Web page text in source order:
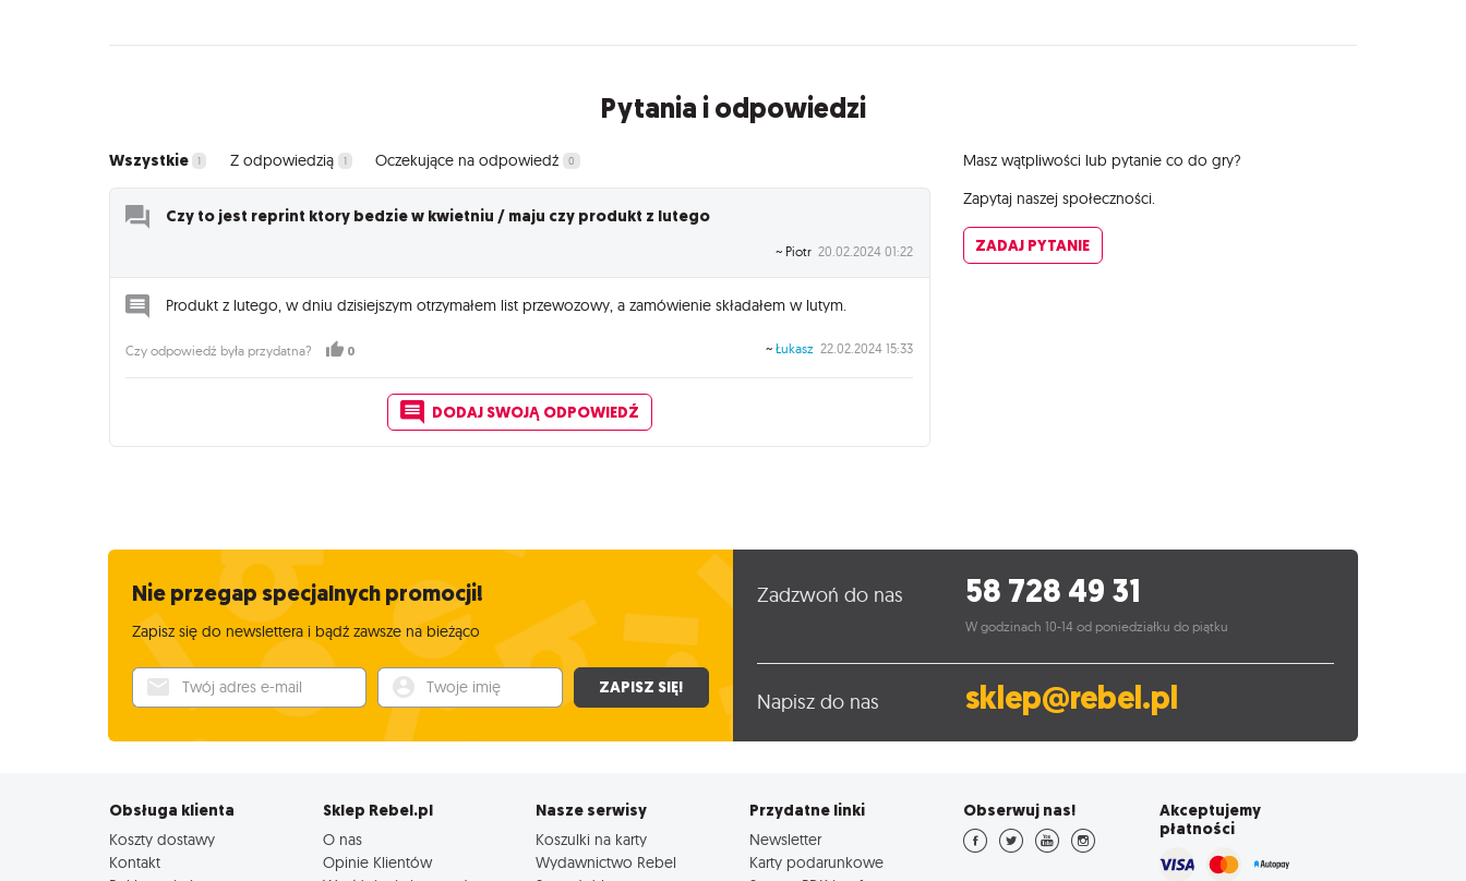
Pytania i odpowiedzi
Wszystkie 1 Z odpowiedzią 1 Oczekujące na odpowiedź 0
Czy to jest reprint ktory bedzie w kwietniu / maju czy produkt z lutego
~ Piotr 20.02.2024 01:22
Produkt z lutego, w dniu dzisiejszym otrzymałem list przewozowy, a zamówienie składałem w lutym.
Czy odpowiedź była przydatna? 0 ~ Łukasz 22.02.2024 15:33
DODAJ SWOJĄ ODPOWIEDŹ
Masz wątpliwości lub pytanie co do gry?
Zapytaj naszej społeczności.
ZADAJ PYTANIE
Nie przegap specjalnych promocji!
Zapisz się do newslettera i bądź zawsze na bieżąco
Twój adres e-mail Twoje imię ZAPISZ SIĘ!
Zadzwoń do nas 58 728 49 31
W godzinach 10-14 od poniedziałku do piątku
Napisz do nas sklep@rebel.pl
Obsługa klienta
Koszty dostawy
Kontakt
Sklep Rebel.pl
O nas
Opinie Klientów
Nasze serwisy
Koszulki na karty
Wydawnictwo Rebel
Przydatne linki
Newsletter
Karty podarunkowe
Obserwuj nas!
Akceptujemy
płatności